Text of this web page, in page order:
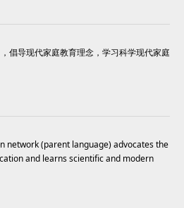
倡导现代家庭教育理念，学习科学现代家庭
network (parent language) advocates the
and learns scientific and modern